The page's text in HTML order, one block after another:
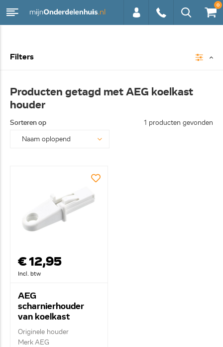
0
Filters
Producten getagd met AEG koelkast
houder
Sorteren op 1 producten gevonden
€ 12,95
Incl. btw
AEG
scharnierhouder
van koelkast
2230614055
Originele houder
Merk AEG